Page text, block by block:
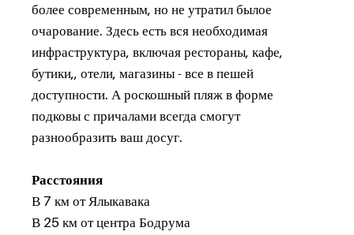
более современным, но не утратил былое
очарование. Здесь есть вся необходимая
инфраструктура, включая рестораны, кафе,
бутики,, отели, магазины - все в пешей
доступности. А роскошный пляж в форме
подковы с причалами всегда смогут
разнообразить ваш досуг.
Расстояния
В 7 км от Ялыкавака
В 25 км от центра Бодрума